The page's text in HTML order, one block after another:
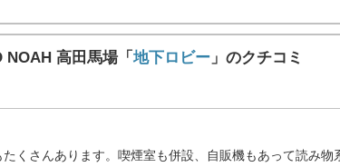
高田馬場「 地下ロビー 」のクチコミ
くさんあります。喫煙室も併設、自販機もあって読み